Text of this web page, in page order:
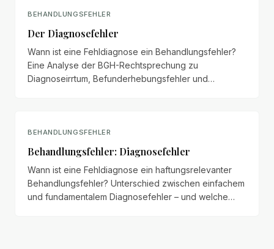
BEHANDLUNGSFEHLER
Der Diagnosefehler
Wann ist eine Fehldiagnose ein Behandlungsfehler?
Eine Analyse der BGH-Rechtsprechung zu
Diagnoseirrtum, Befunderhebungsfehler und
BEHANDLUNGSFEHLER
Behandlungsfehler: Diagnosefehler
Wann ist eine Fehldiagnose ein haftungsrelevanter
Behandlungsfehler? Unterschied zwischen einfachem
und fundamentalem Diagnosefehler – und welche